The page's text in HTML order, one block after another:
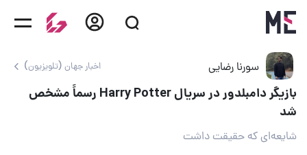
سورنا رضایی اخبار جهان (تلویزیون)
بازیگر دامبلدور در سریال Harry Potter رسماً مشخص
شد
شایعه‌ای که حقیقت داشت